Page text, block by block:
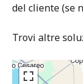
del cliente (se
Trovi altre